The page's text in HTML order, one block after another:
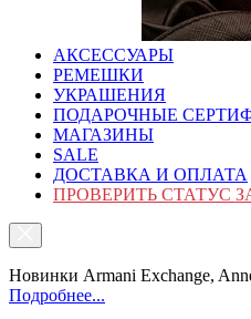
АКСЕССУАРЫ
РЕМЕШКИ
УКРАШЕНИЯ
ПОДАРОЧНЫЕ
МАГАЗИНЫ
SALE
ДОСТАВКА И ОПЛАТА
ПРОВЕРИТЬ СТАТУС
Новинки Armani Exchange,
Подробнее...